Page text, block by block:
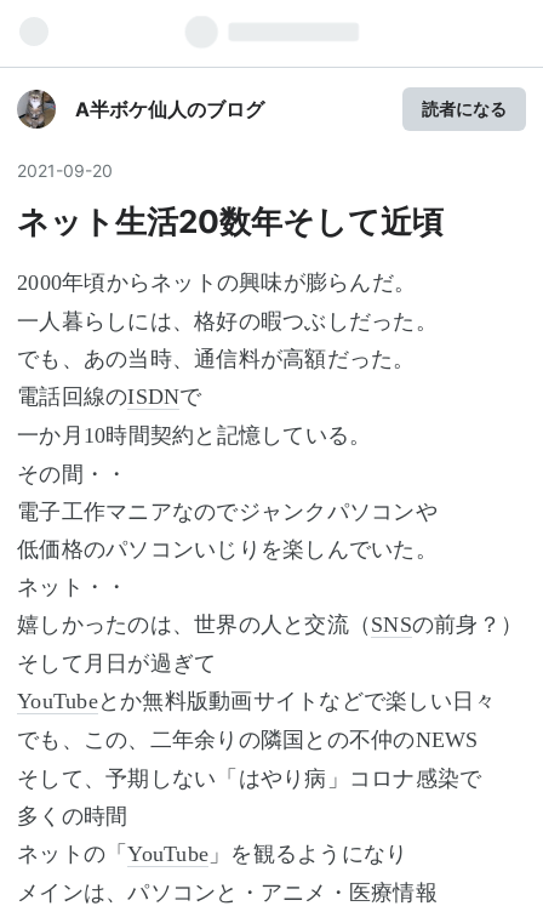
A半ボケ仙人のブログ 読者になる
2021-09-20
ネット生活20数年そして近頃
2000年頃からネットの興味が膨らんだ。
一人暮らしには、格好の暇つぶしだった。
でも、あの当時、通信料が高額だった。
電話回線のISDNで
一か月 10時間契約と記憶している。
その間・・
電子工作マニアなのでジャンクパソコンや
低価格のパソコンいじりを楽しんでいた。
ネット・・
嬉しかったのは、世界の人と交流（ SNSの前身？）
そして月日が過ぎて
YouTubeとか無料版動画サイトなどで楽しい日々
でも、この、二年余りの隣国との不仲のNEWS
そして、予期しない「はやり病」コロナ感染で
多くの時間
ネットの「YouTube 」を観るようになり
メインは、パソコンと・アニメ・医療情報